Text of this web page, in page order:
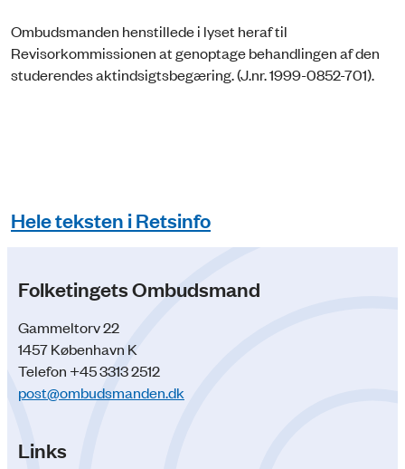
Ombudsmanden henstillede i lyset heraf til
Revisorkommissionen at genoptage behandlingen af den
studerendes aktindsigtsbegæring. (J.nr. 1999-0852-701).
Hele teksten i Retsinfo
Folketingets Ombudsmand
Gammeltorv 22
1457 København K
Telefon +45 3313 2512
post@ombudsmanden.dk
Links